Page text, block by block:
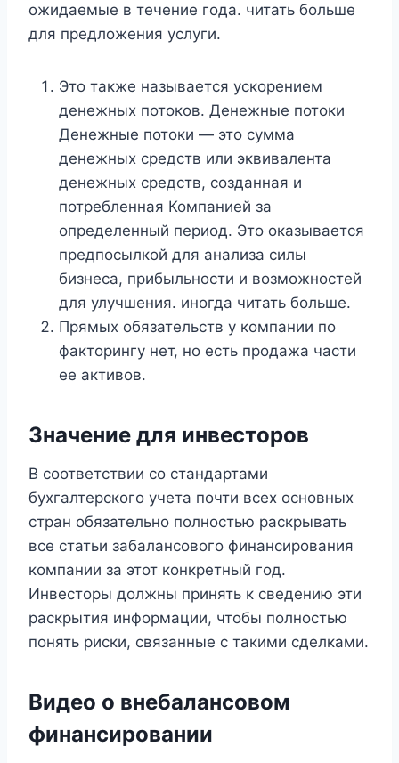
ожидаемые в течение года. читать больше
для предложения услуги.
Это также называется ускорением
денежных потоков. Денежные потоки
Денежные потоки — это сумма
денежных средств или эквивалента
денежных средств, созданная и
потребленная Компанией за
определенный период. Это оказывается
предпосылкой для анализа силы
бизнеса, прибыльности и возможностей
для улучшения. иногда читать больше.
Прямых обязательств у компании по
факторингу нет, но есть продажа части
ее активов.
Значение для инвесторов
В соответствии со стандартами
бухгалтерского учета почти всех основных
стран обязательно полностью раскрывать
все статьи забалансового финансирования
компании за этот конкретный год.
Инвесторы должны принять к сведению эти
раскрытия информации, чтобы полностью
понять риски, связанные с такими сделками.
Видео о внебалансовом
финансировании